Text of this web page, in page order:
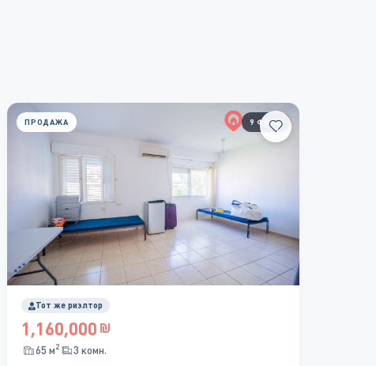
9 ФОТО
ПРОДАЖА
Тот же риэлтор
1,160,000
65 м2 3 комн.